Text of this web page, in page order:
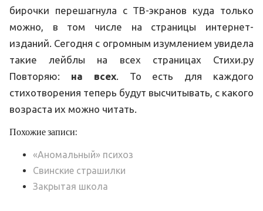
бирочки перешагнула с ТВ-экранов куда только
можно, в том числе на страницы интернет-
изданий. Сегодня с огромным изумлением увидела
такие лейблы на всех страницах Стихи.ру
Повторяю: на всех. То есть для каждого
стихотворения теперь будут высчитывать, с какого
возраста их можно читать.
Похожие записи:
«Аномальный» психоз
Свинские страшилки
Закрытая школа